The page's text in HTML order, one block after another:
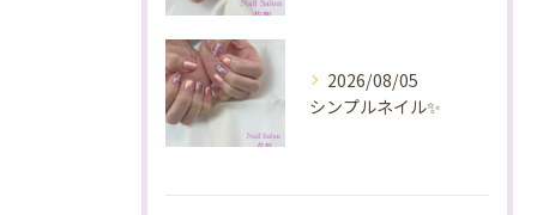
2026/08/05
シンプルネイル✨️